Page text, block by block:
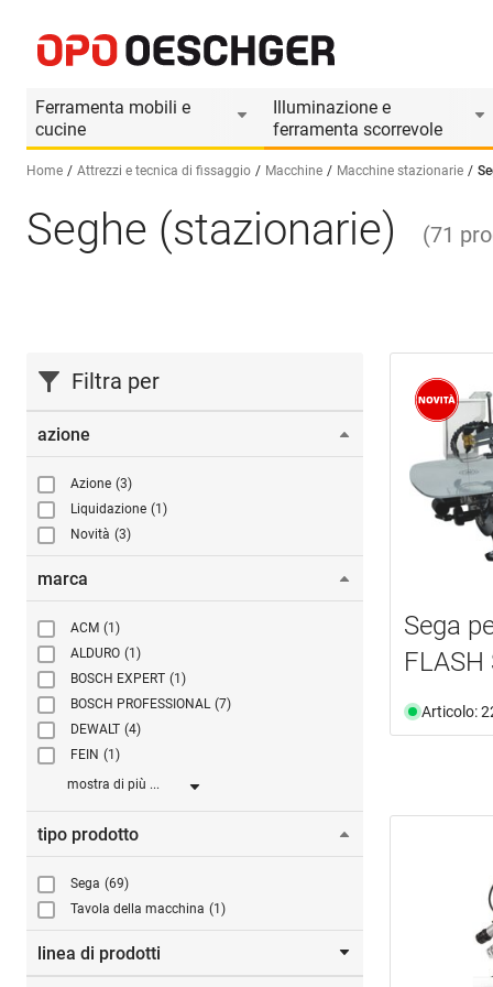
Ferramenta mobili e
cucine
Illuminazione e
ferramenta scorrevole
Seleziona una lingua (IT)
Home Attrezzi e tecnica di fissaggio Macchine Macchine stazionarie
Seghe (stazionarie) (71
Filtra per
azione
Azione (3)
Liquidazione (1)
Novità (3)
marca
ACM (1)
ALDURO (1)
BOSCH EXPERT (1)
BOSCH PROFESSIONAL (7)
DEWALT (4)
FEIN (1)
mostra di più ...
tipo prodotto
Sega (69)
Tavola della macchina (1)
linea di prodotti
Sega
FLASH
Articolo: